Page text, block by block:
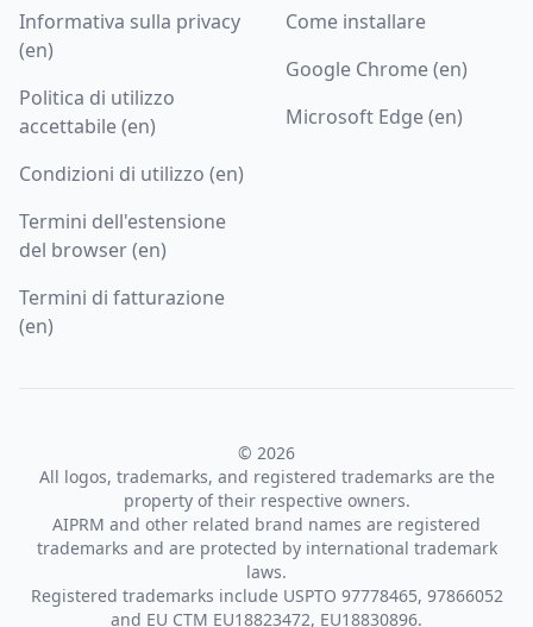
Informativa sulla privacy
(en)
Politica di utilizzo
accettabile (en)
Condizioni di utilizzo (en)
Termini dell'estensione
del browser (en)
Termini di fatturazione
(en)
Come installare
Google Chrome (en)
Microsoft Edge (en)
© 2026
All logos, trademarks, and registered trademarks are the
property of their respective owners.
AIPRM and other related brand names are registered
trademarks and are protected by international trademark
laws.
Registered trademarks include USPTO 97778465, 97866052
and EU CTM EU18823472, EU18830896.